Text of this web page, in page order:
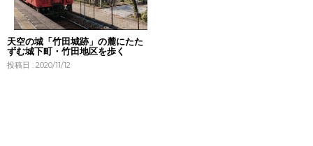
天空の城「竹田城跡」の麓にたた
ずむ城下町・竹田地区を歩く
投稿日 : 2020/11/12